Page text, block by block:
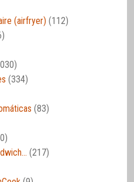
(airfryer) (112)
(334)
(83)
(217)